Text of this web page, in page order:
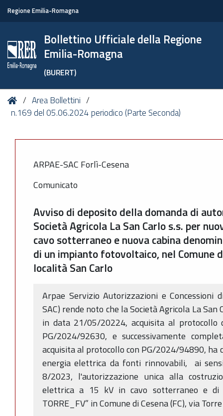
Regione Emilia-Romagna
Bollettino Ufficiale della Regione
Emilia-Romagna
(BURERT)
Tu
sei
HomeArea Bollettini
n.169 del 05.06.2024 periodico (Parte Seconda)
ARPAE-SAC Forlì-Cesena
Comunicato
Avviso di deposito della domanda di
Società Agricola La San Carlo s.s. per
cavo sotterraneo e nuova cabina
di un impianto fotovoltaico, nel Comune
località San Carlo
Arpae Servizio Autorizzazioni e Concessioni
SAC) rende noto che la Società Agricola La
in data 21/05/20224, acquisita al protocollo
PG/2024/92630, e successivamente
acquisita al protocollo con PG/2024/94890,
energia elettrica da fonti rinnovabili, ai
8/2023, l'autorizzazione unica alla
elettrica a 15 kV in cavo sotterraneo e di
TORRE_FV” in Comune di Cesena (FC), via